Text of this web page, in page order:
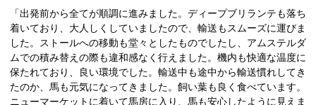
「出発前から全てが順調に進みました。ディープブリランテも落ち
着いており、大人しくしていましたので、輸送もスムーズに運びま
した。ストールへの移動も堂々としたものでしたし、アムステルダ
ムでの積み替えの際も違和感なく行えました。機内も快適な温度に
保たれており、良い環境でした。輸送中も途中から輸送慣れしてき
たのか、馬も元気になってきました。飼い葉も良く食べています。
ニューマーケットに着いて馬房に入り、馬も安心したように見えま